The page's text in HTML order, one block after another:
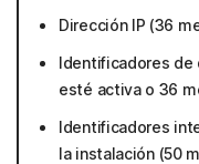
Dirección IP (36
Identificadores
esté activa o 36
Identificadores
la instalación (50